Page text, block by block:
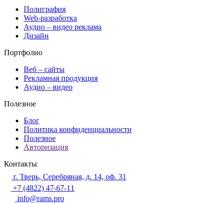
Полиграфия
Web-разработка
Аудио – видео реклама
Дизайн
Портфолио
Веб – сайты
Рекламная продукция
Аудио – видео
Полезное
Блог
Политика конфиденциальности
Полезное
Авторизация
Контакты
г. Тверь, Серебряная, д. 14, оф. 31
+7 (4822) 47-67-11
info@rams.pro